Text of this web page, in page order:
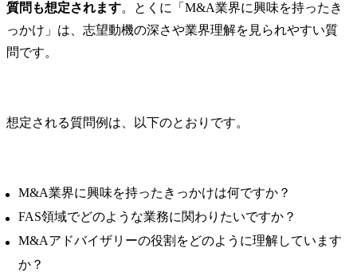
質問も想定されます。とくに「M&A業界に興味を持ったき
っかけ」は、志望動機の深さや業界理解を見られやすい質
問です。
想定される質問例は、以下のとおりです。
M&A業界に興味を持ったきっかけは何ですか？
FAS領域でどのような業務に関わりたいですか？
M&Aアドバイザリーの役割をどのように理解しています
か？